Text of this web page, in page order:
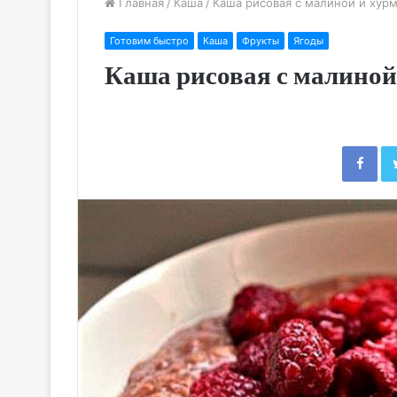
Готовим быстро Каша Фрукты Ягоды
Каша рисовая с